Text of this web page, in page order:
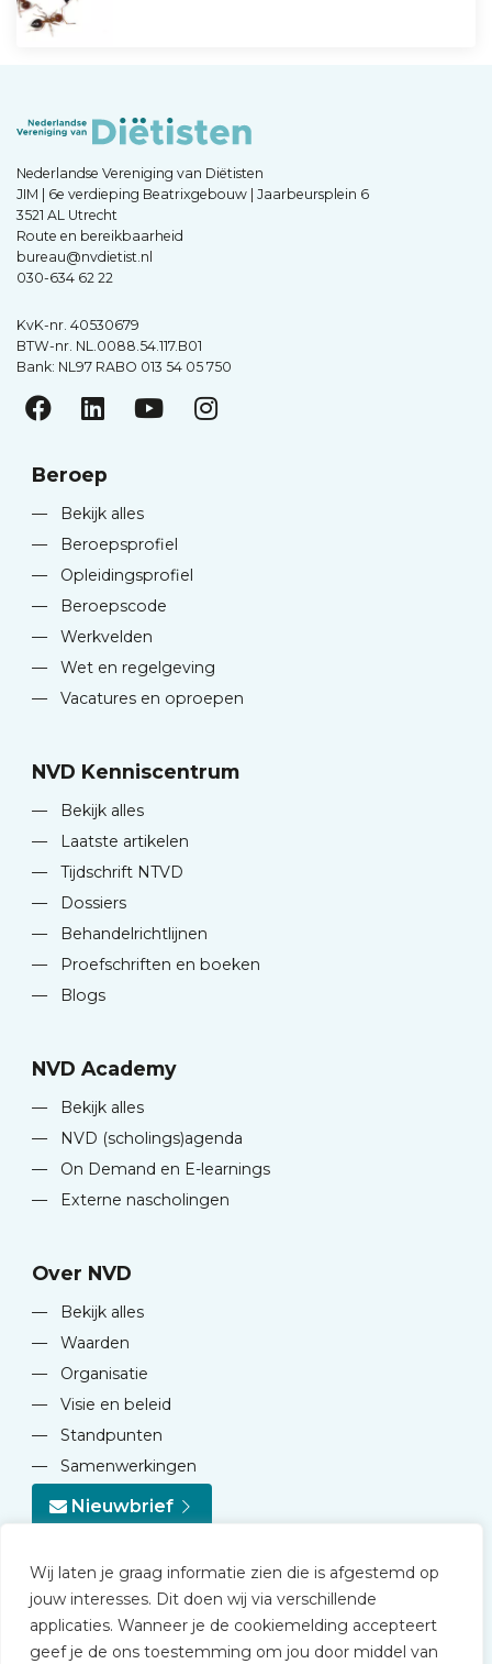
Wij laten je graag informatie zien die is afgestemd op
jouw interesses. Dit doen wij via verschillende
applicaties. Wanneer je de cookiemelding accepteert
geef je de ons toestemming om jou door middel van
Nederlandse Vereniging van Diëtisten
JIM | 6e verdieping Beatrixgebouw | Jaarbeursplein 6
3521 AL Utrecht
Route en bereikbaarheid
bureau@nvdietist.nl
030-634 62 22
KvK-nr. 40530679
BTW-nr. NL.0088.54.117.B01
Bank: NL97 RABO 013 54 05 750
Beroep
—
Bekijk alles
—
Beroepsprofiel
—
Opleidingsprofiel
—
Beroepscode
—
Werkvelden
—
Wet en regelgeving
—
Vacatures en oproepen
NVD Kenniscentrum
—
Bekijk alles
—
Laatste artikelen
—
Tijdschrift NTVD
—
Dossiers
—
Behandelrichtlijnen
—
Proefschriften en boeken
—
Blogs
NVD Academy
—
Bekijk alles
—
NVD (scholings)agenda
—
On Demand en E-learnings
—
Externe nascholingen
Over NVD
—
Bekijk alles
—
Waarden
—
Organisatie
—
Visie en beleid
—
Standpunten
—
Samenwerkingen
Nieuwbrief
© 2026 NVD